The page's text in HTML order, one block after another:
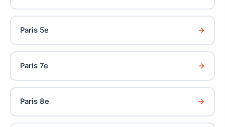
Paris 5e
Paris 7e
Paris 8e